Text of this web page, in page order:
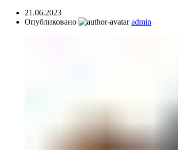
21.06.2023
Опубликовано
admin